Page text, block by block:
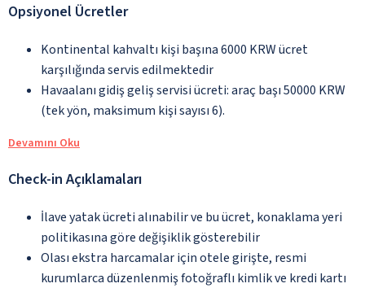
Opsiyonel Ücretler
Kontinental kahvaltı kişi başına 6000 KRW ücret
karşılığında servis edilmektedir
Havaalanı gidiş geliş servisi ücreti: araç başı 50000 KRW
(tek yön, maksimum kişi sayısı 6).
Devamını Oku
Check-in Açıklamaları
İlave yatak ücreti alınabilir ve bu ücret, konaklama yeri
politikasına göre değişiklik gösterebilir
Olası ekstra harcamalar için otele girişte, resmi
kurumlarca düzenlenmiş fotoğraflı kimlik ve kredi kartı